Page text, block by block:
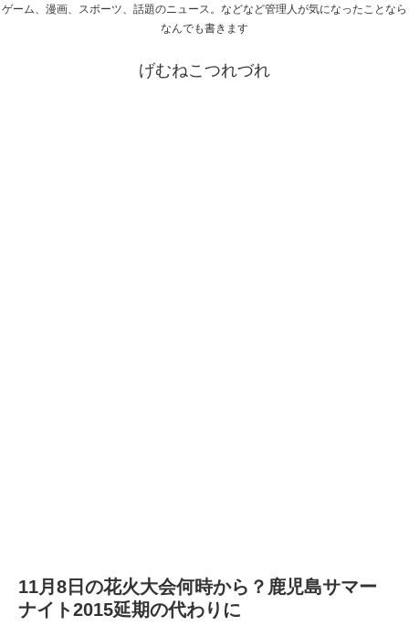
ゲーム、漫画、スポーツ、話題のニュース。などなど管理人が気になったことなら
なんでも書きます
げむねこつれづれ
11月8日の花火大会何時から？鹿児島サマー
ナイト2015延期の代わりに